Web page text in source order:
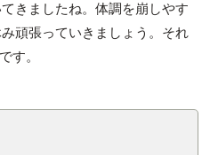
きましたね。体調を崩しやす
頑張っていきましょう。それ
す。